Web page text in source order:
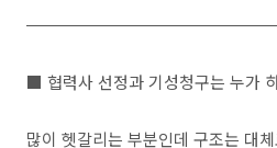
■ 협력사 선정과 기성청구는 누가
많이 헷갈리는 부분인데 구조는 대